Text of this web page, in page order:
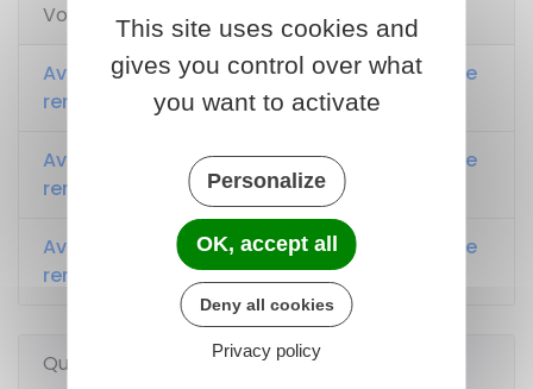
Voir aussi
Avec quels documents un Français peut-il se
rendre en Algérie ?
Avec quels documents un Français peut-il se
rendre au Maroc ?
Avec quels documents un Français peut-il se
rendre en Tunisie ?
Questions ? Réponses !
This site uses cookies and
gives you control over what
you want to activate
Personalize
OK, accept all
Deny all cookies
Privacy policy